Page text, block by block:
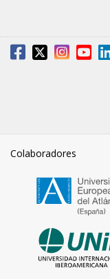
Colaboradores